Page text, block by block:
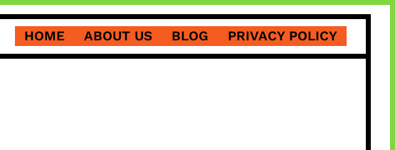
HOME ABOUT US BLOG PRIVACY POLICY